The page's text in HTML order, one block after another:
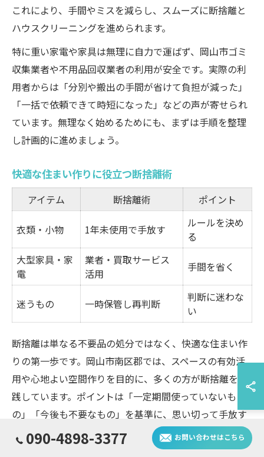
これにより、手間やミスを減らし、スムーズに断捨離と
ハウスクリーニングを進められます。
特に重い家電や家具は無理に自力で運ばず、岡山市ゴミ
収集業者や不用品回収業者の利用が安全です。実際の利
用者からは「分別や搬出の手間が省けて負担が減った」
「一括で依頼できて時短になった」などの声が寄せられ
ています。無理なく始めるためにも、まずは手順を整理
し計画的に進めましょう。
快適な住まい作りに役立つ断捨離術
アイテム 断捨離術 ポイント
衣類・小物 1年未使用で手放す
ルールを決め
る
大型家具・家
電
業者・買取サービス
活用
手間を省く
迷うもの 一時保管し再判断
判断に迷わな
い
断捨離は単なる不要品の処分ではなく、快適な住まい作
りの第一歩です。岡山市南区郡では、スペースの有効活
用や心地よい空間作りを目的に、多くの方が断捨離を実
践しています。ポイントは「一定期間使っていないも
の」「今後も不要なもの」を基準に、思い切って手放す
ことです。
090-4898-3377 お問い合わせはこちら